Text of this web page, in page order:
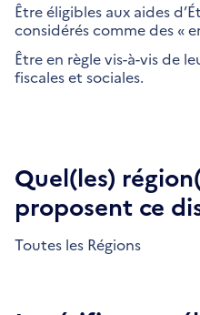
Être éligibles aux aides
considérés comme des «
Être en règle vis-à-vis de
fiscales et sociales.
Quel(les)
proposent ce
Toutes les Régions